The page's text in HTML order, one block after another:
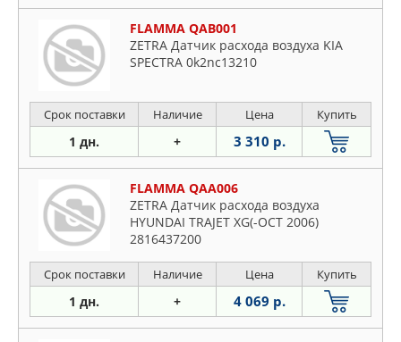
FLAMMA QAB001
ZETRA Датчик расхода воздуха KIA
SPECTRA 0k2nc13210
Срок поставки Наличие Цена Купить
1 дн. + 3 310 р.
FLAMMA QAA006
ZETRA Датчик расхода воздуха
HYUNDAI TRAJET XG(-OCT 2006)
2816437200
Срок поставки Наличие Цена Купить
1 дн. + 4 069 р.